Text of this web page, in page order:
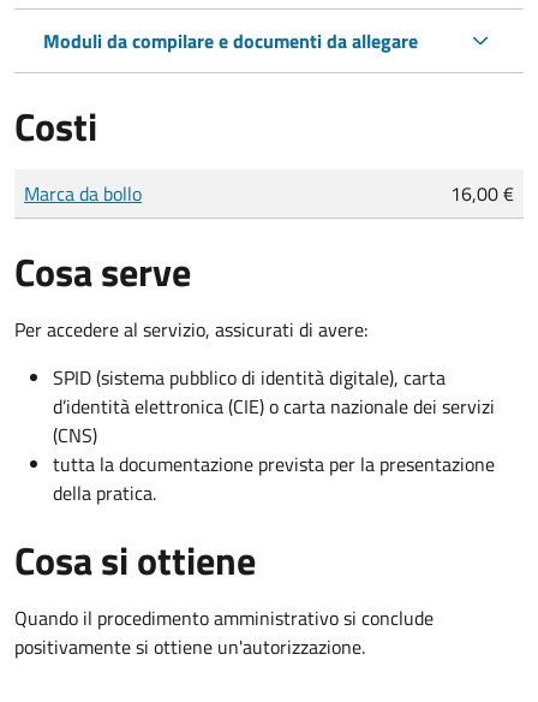
Moduli da compilare e documenti da allegare
Costi
Tipo di pagamento
Importo
Marca da bollo 16,00 €
Cosa serve
Per accedere al servizio, assicurati di avere:
SPID (sistema pubblico di identità digitale), carta
d’identità elettronica (CIE) o carta nazionale dei servizi
(CNS)
tutta la documentazione prevista per la presentazione
della pratica.
Cosa si ottiene
Quando il procedimento amministrativo si conclude
positivamente si ottiene un'autorizzazione.